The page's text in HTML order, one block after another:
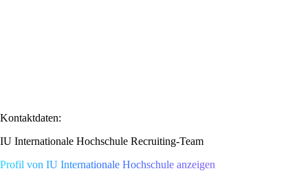
Kontaktdaten:
IU Internationale Hochschule Recruiting-Team
Profil von IU Internationale Hochschule anzeigen